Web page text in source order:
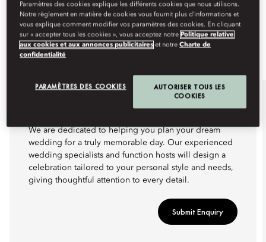
We are dedicated to helping you plan your dream
wedding for a truly memorable day. Our experienced
wedding specialists and function hosts will design a
celebration tailored to your personal style and needs,
giving thoughtful attention to every detail.
Submit Enquiry
Paramètres des cookies explique les différents cookies que nous utilisons.
Notre règlement en matière de cookies vous fournit plus d’informations et
vous explique comment modifier vos paramètres des cookies. En cliquant
sur « accepter tous les cookies », vous acceptez notre Politique relative
aux cookies et aux annonces publicitaires et notreCharte de
confidentialité
PARAMÈTRES DES COOKIES
AUTORISER TOUS LES
COOKIES